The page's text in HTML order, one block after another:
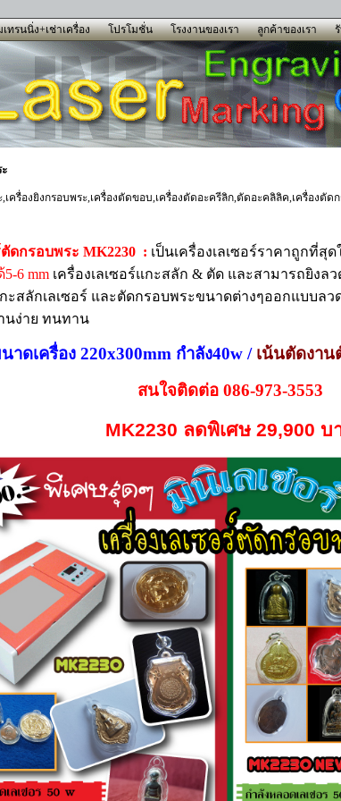
ทรนนิ่ง+เช่าเครื่อง โปรโมชั่น โรงงานของเรา ลูกค้าของเรา
,เครื่องยิงกรอบพระ,เครื่องตัดขอบ,เครื่องตัดอะครีลิก,ตัดอะคลิลิค,เครื่องตัด
ตัดกรอบพระ MK2230 : เป็นเครื่องเลเซอร์ราคาถูกที่
6 mm เครื่องเลเซอร์แกะสลัก & ตัด และสามารถยิงล
ะสลักเลเซอร์ และตัดกรอบพระขนาดต่างๆออกแบบลว
นง่าย ทนทาน
าดเครื่อง 220x300mm กำลัง40w / เน้นตัดงาน
สนใจติดต่อ 086-973-3553
MK2230 ลดพิเศษ 29,900 บ